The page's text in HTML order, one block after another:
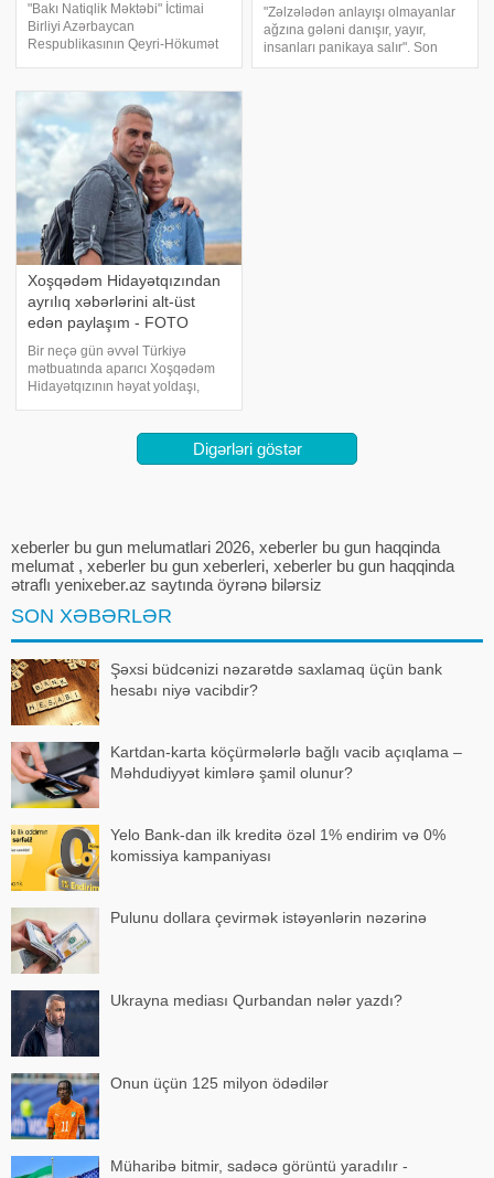
"Bakı Natiqlik Məktəbi" İctimai
Birliyi Azərbaycan
Respublikasının Qeyri-Hökumət
maliyyələşdirilən "Vətəndaş
cəmiyyəti və media
nümayəndələri üçün saxta
xəbərlərl
"Zəlzələdən anlayışı olmayanlar
ağzına gələni danışır, yayır,
insanları panikaya salır". Son
zamanlar Azərbaycanda baş
Xoşqədəm Hidayətqızından
ayrılıq xəbərlərini alt-üst
edən paylaşım - FOTO
Bir neçə gün əvvəl Türkiyə
mətbuatında aparıcı Xoşqədəm
Hidayətqızının həyat yoldaşı,
ki, Hidayətqızı sosial şəbəkə
paylaşımı ilə ayrılıq xəbərləriniDigərləri göstər
xeberler bu gun melumatlari 2026, xeberler bu gun haqqinda
melumat , xeberler bu gun xeberleri, xeberler bu gun haqqinda
ətraflı yenixeber.az saytında öyrənə bilərsiz
SON XƏBƏRLƏR
Şəxsi büdcənizi nəzarətdə saxlamaq üçün bank
hesabı niyə vacibdir?
Kartdan-karta köçürmələrlə bağlı vacib açıqlama –
Məhdudiyyət kimlərə şamil olunur?
Yelo Bank-dan ilk kreditə özəl 1% endirim və 0%
komissiya kampaniyası
Pulunu dollara çevirmək istəyənlərin nəzərinə
Ukrayna mediası Qurbandan nələr yazdı?
Onun üçün 125 milyon ödədilər
Müharibə bitmir, sadəcə görüntü yaradılır -